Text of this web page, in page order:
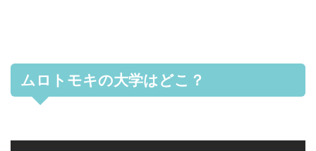
ムロトモキの大学はどこ？